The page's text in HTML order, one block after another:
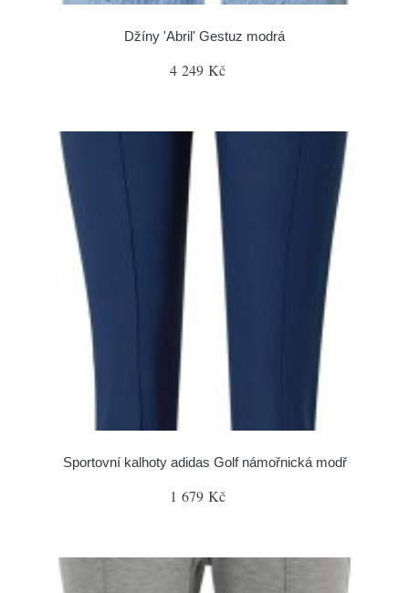
Džíny 'Abril' Gestuz modrá
4 249 Kč
Sportovní kalhoty adidas Golf námořnická modř
1 679 Kč